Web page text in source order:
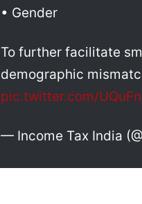
• Gender
To further facilitate
demographic
pic.twitter.com/
— Income Tax India